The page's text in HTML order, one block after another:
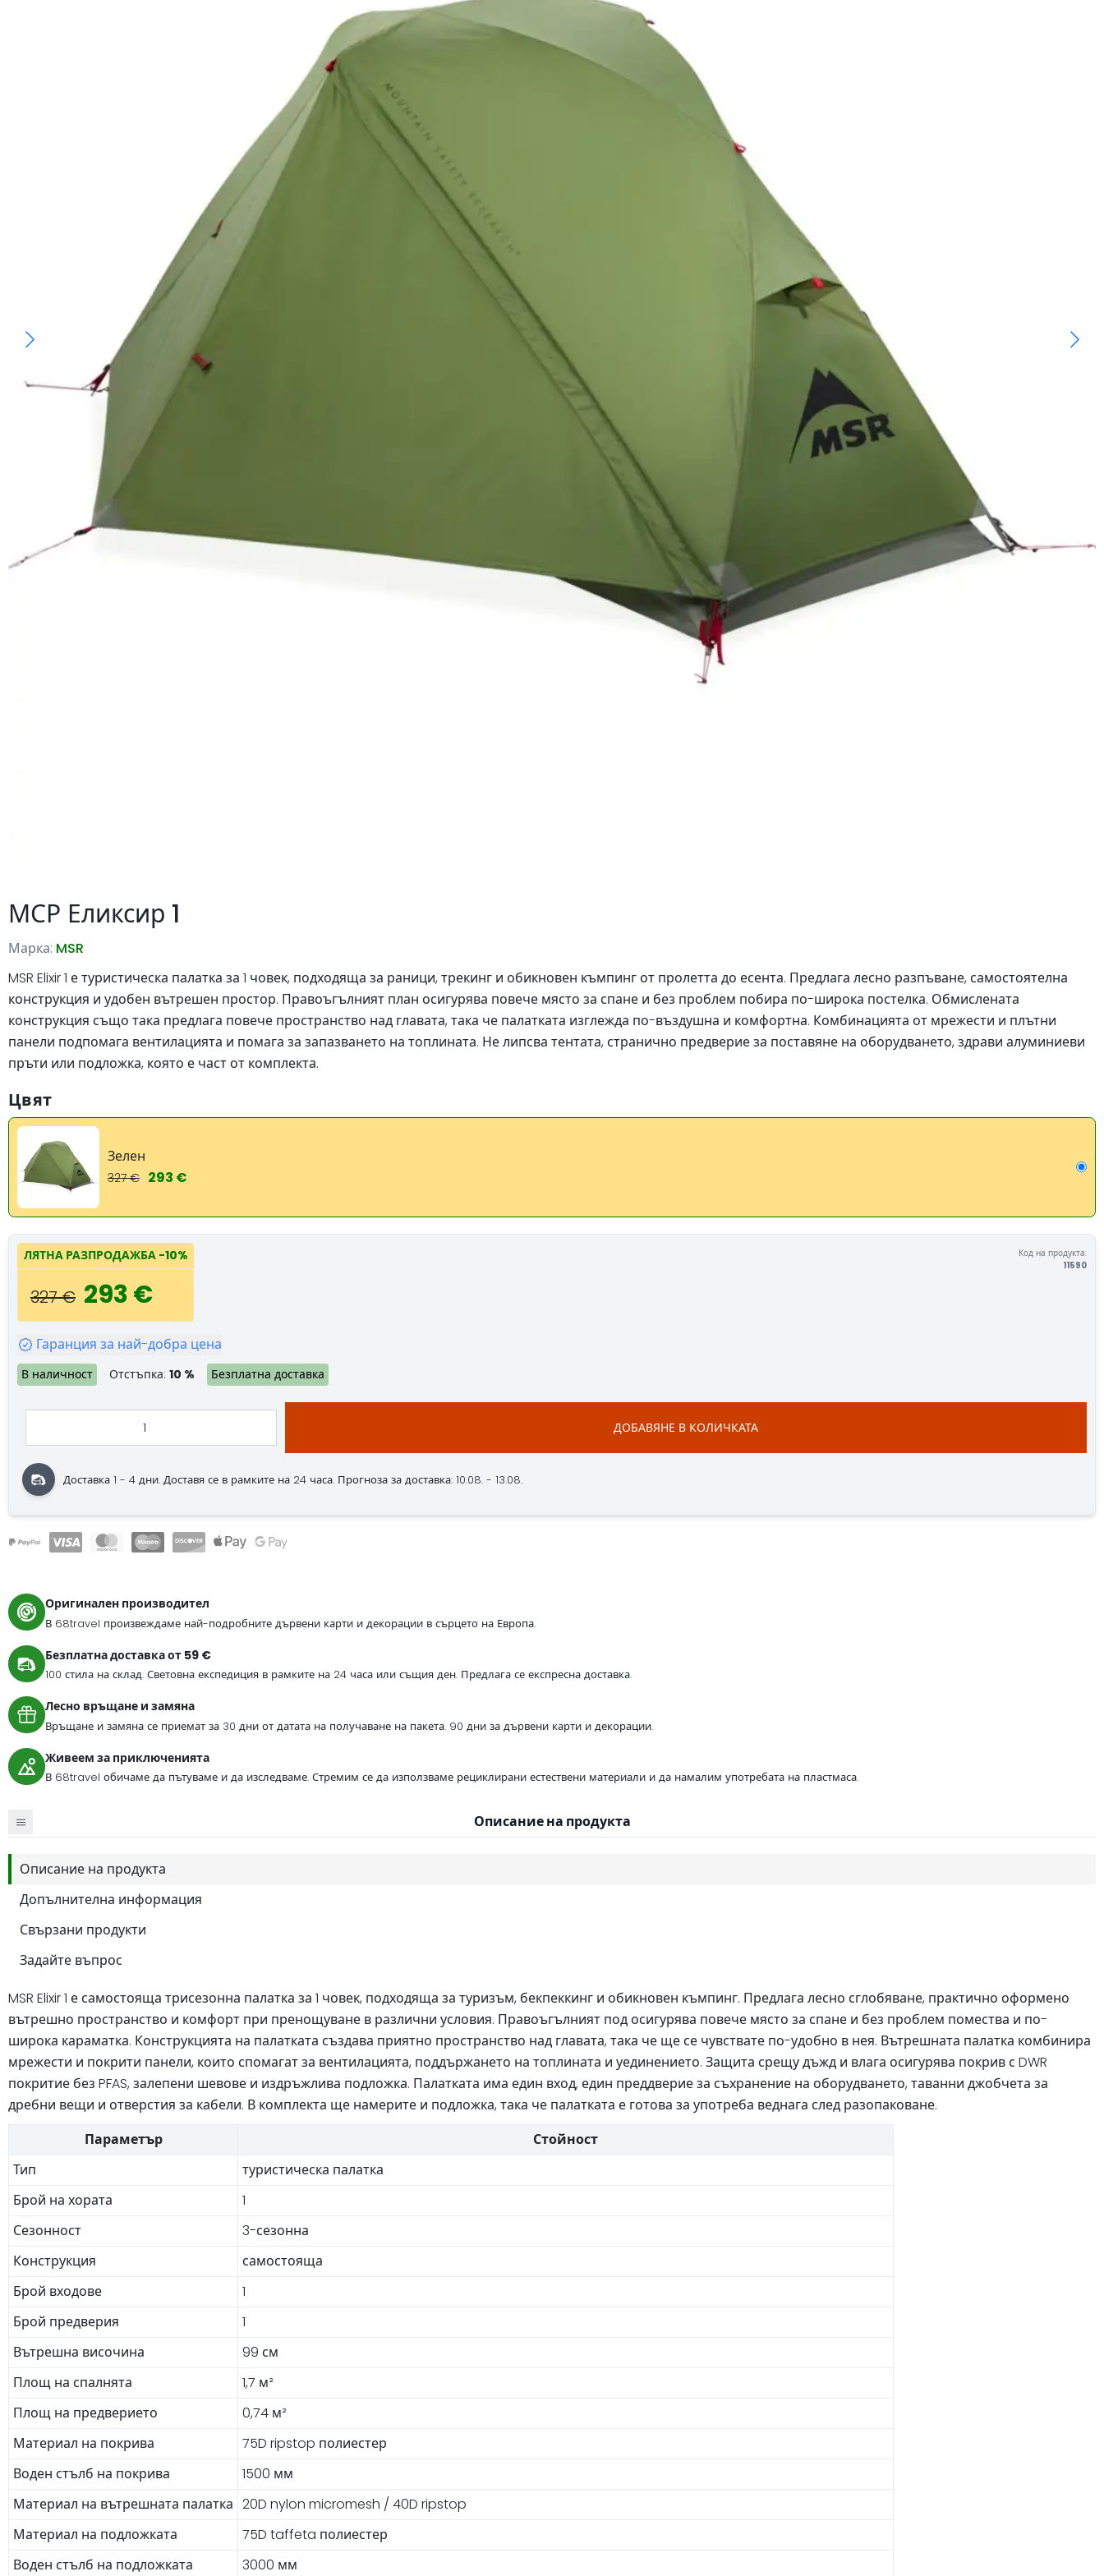
МСР Еликсир 1
Марка: MSR
MSR Elixir 1 е туристическа палатка за 1 човек, подходяща за раници, трекинг и обикновен къмпинг от пролетта до есента. Предлага лесно разпъване, самостоятелна
конструкция и удобен вътрешен простор. Правоъгълният план осигурява повече място за спане и без проблем побира по-широка постелка. Обмислената
конструкция също така предлага повече пространство над главата, така че палатката изглежда по-въздушна и комфортна. Комбинацията от мрежести и плътни
панели подпомага вентилацията и помага за запазването на топлината. Не липсва тентата, странично предверие за поставяне на оборудването, здрави алуминиеви
пръти или подложка, която е част от комплекта.
Цвят
Зелен
327 € 293 €
ЛЯТНА РАЗПРОДАЖБА -10%
327 € 293 €
Код на продукта:
11590
Гаранция за най-добра цена
В наличност Отстъпка: 10 % Безплатна доставка
ДОБАВЯНЕ В КОЛИЧКАТА
Доставка 1 - 4 дни.Доставя се в рамките на 24 часа. Прогноза за доставка: 10.08. - 13.08.
Оригинален производител
В 68travel произвеждаме най-подробните дървени карти и декорации в сърцето на Европа.
Безплатна доставка от 59 €
100 стила на склад. Световна експедиция в рамките на 24 часа или същия ден. Предлага се експресна доставка.
Лесно връщане и замяна
Връщане и замяна се приемат за 30 дни от датата на получаване на пакета. 90 дни за дървени карти и декорации.
Живеем за приключенията
В 68travel обичаме да пътуваме и да изследваме. Стремим се да използваме рециклирани естествени материали и да намалим употребата на пластмаса.
Описание на продукта
Описание на продукта
Допълнителна информация
Свързани продукти
Задайте въпрос
MSR Elixir 1 е самостояща трисезонна палатка за 1 човек, подходяща за туризъм, бекпеккинг и обикновен къмпинг. Предлага лесно сглобяване, практично оформено
вътрешно пространство и комфорт при пренощуване в различни условия. Правоъгълният под осигурява повече място за спане и без проблем помества и по-
широка караматка. Конструкцията на палатката създава приятно пространство над главата, така че ще се чувствате по-удобно в нея. Вътрешната палатка комбинира
мрежести и покрити панели, които спомагат за вентилацията, поддържането на топлината и уединението. Защита срещу дъжд и влага осигурява покрив с DWR
покритие без PFAS, залепени шевове и издръжлива подложка. Палатката има един вход, един преддверие за съхранение на оборудването, таванни джобчета за
дребни вещи и отверстия за кабели. В комплекта ще намерите и подложка, така че палатката е готова за употреба веднага след разопаковане.
Параметър
Стойност
Тип
туристическа палатка
Брой на хората
1
Сезонност
3-сезонна
Конструкция
самостояща
Брой входове
1
Брой предверия
1
Вътрешна височина
99 см
Площ на спалнята
1,7 м²
Площ на предверието
0,74 м²
Материал на покрива
75D ripstop полиестер
Воден стълб на покрива
1500 мм
Материал на вътрешната палатка 20D nylon micromesh / 40D ripstop
Материал на подложката
75D taffeta полиестер
Воден стълб на подложката
3000 мм